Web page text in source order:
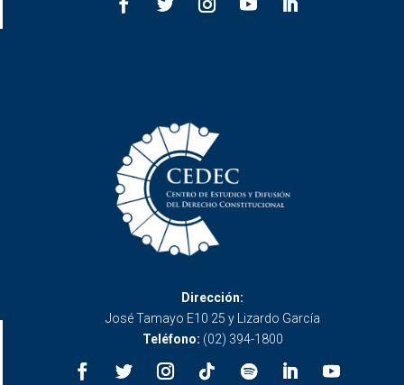
Dirección:
José Tamayo E10 25 y Lizardo García
Teléfono: (02) 394-1800